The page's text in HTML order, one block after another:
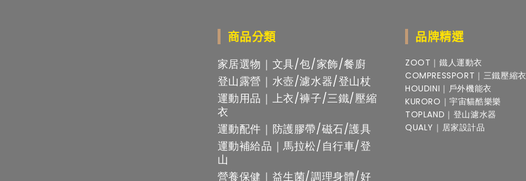
商品分類
家居選物｜文具/包/家飾/餐廚
登山露營｜水壺/濾水器/登山杖
運動用品｜上衣/褲子/三鐵/壓縮
衣
運動配件｜防護膠帶/磁石/護具
運動補給品｜馬拉松/自行車/登
山
營養保健｜益生菌/調理身體/好
品牌精選
ZOOT｜鐵人運動衣
COMPRESSPORT｜三鐵壓縮衣
HOUDINI｜戶外機能衣
KURORO｜宇宙貓酷樂樂
TOPLAND｜登山濾水器
QUALY｜居家設計品